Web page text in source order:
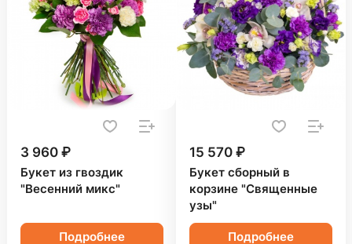
3 960 ₽
Букет из гвоздик
"Весенний микс"
Подробнее
15 570 ₽
Букет сборный в
корзине "Священные
узы"
Подробнее